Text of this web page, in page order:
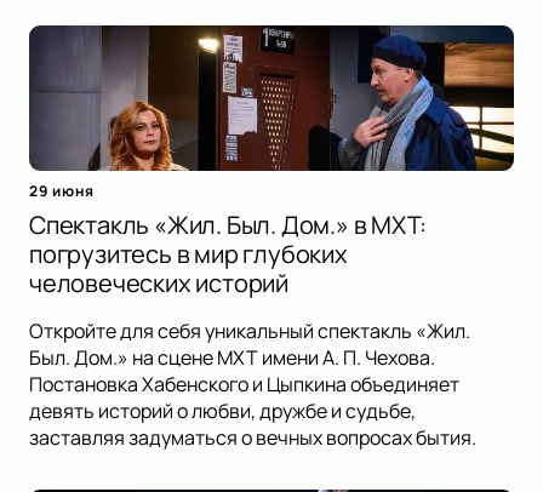
29 июня
Спектакль «Жил. Был. Дом.» в МХТ:
погрузитесь в мир глубоких
человеческих историй
Откройте для себя уникальный спектакль «Жил.
Был. Дом.» на сцене МХТ имени А. П. Чехова.
Постановка Хабенского и Цыпкина объединяет
девять историй о любви, дружбе и судьбе,
заставляя задуматься о вечных вопросах бытия.